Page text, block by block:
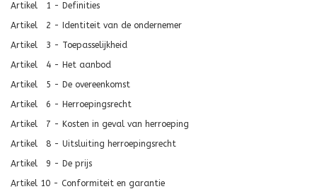
Artikel 1 - Definities
Artikel 2 - Identiteit van de ondernemer
Artikel 3 - Toepasselijkheid
Artikel 4 - Het aanbod
Artikel 5 - De overeenkomst
Artikel 6 - Herroepingsrecht
Artikel 7 - Kosten in geval van herroeping
Artikel 8 - Uitsluiting herroepingsrecht
Artikel 9 - De prijs
Artikel 10 - Conformiteit en garantie